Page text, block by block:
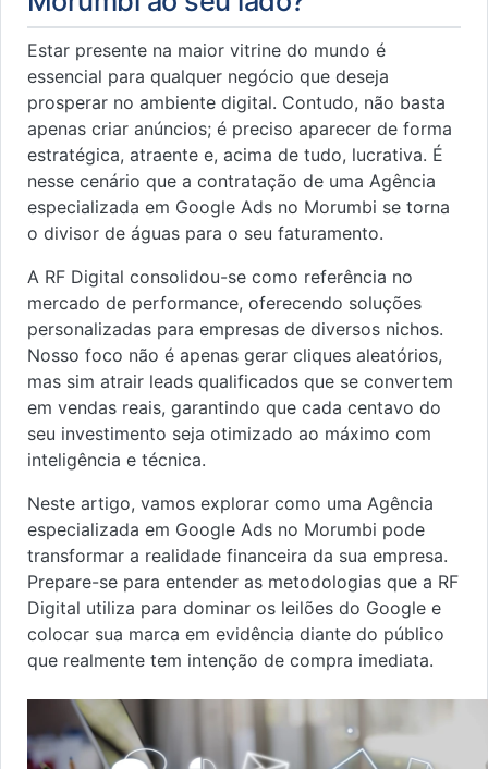
Estar presente na maior vitrine do mundo é
essencial para qualquer negócio que deseja
prosperar no ambiente digital. Contudo, não basta
apenas criar anúncios; é preciso aparecer de forma
estratégica, atraente e, acima de tudo, lucrativa. É
nesse cenário que a contratação de uma Agência
especializada em Google Ads no Morumbi se torna
o divisor de águas para o seu faturamento.
A RF Digital consolidou-se como referência no
mercado de performance, oferecendo soluções
personalizadas para empresas de diversos nichos.
Nosso foco não é apenas gerar cliques aleatórios,
mas sim atrair leads qualificados que se convertem
em vendas reais, garantindo que cada centavo do
seu investimento seja otimizado ao máximo com
inteligência e técnica.
Neste artigo, vamos explorar como uma Agência
especializada em Google Ads no Morumbi pode
transformar a realidade financeira da sua empresa.
Prepare-se para entender as metodologias que a RF
Digital utiliza para dominar os leilões do Google e
colocar sua marca em evidência diante do público
que realmente tem intenção de compra imediata.